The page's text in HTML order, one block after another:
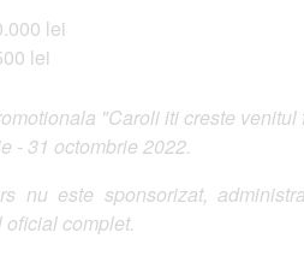
lei
lei
"Caroli iti creste
- 31 octombrie 2022.
nu este sponsorizat,
complet.